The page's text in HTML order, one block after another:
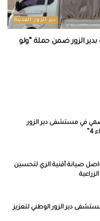
دير الزور المدينة
بدير الزور ضمن حملة “ولو
هضمي في مستشفى دير الزور
تواصل صيانة أقنية الري لتحسين
دير الزور الوطني لتعزيز